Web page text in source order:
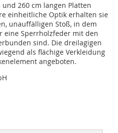
260 cm langen Platten
einheitliche Optik erhalten sie
unauffälligen Stoß, in dem
eine Sperrholzfeder mit den
sind. Die dreilagigen
als flächige Verkleidung
angeboten.